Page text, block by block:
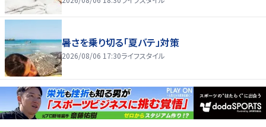
暑さを乗り切る「夏バテ」対策
2026/08/06 17:30ライフスタイル